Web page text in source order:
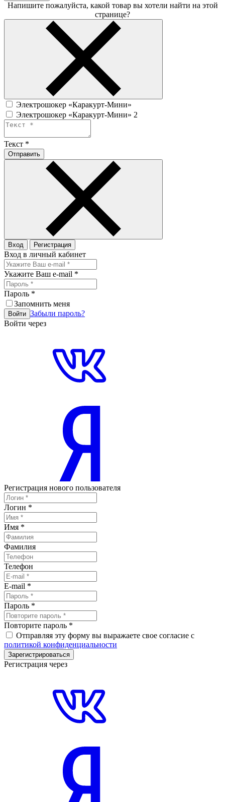
Напишите пожалуйста, какой товар вы хотели найти на этой
странице?
Электрошокер «Каракурт-Мини»
Электрошокер «Каракурт-Мини» 2
Текст *
Отправить
Вход Регистрация
Вход в личный кабинет
Укажите Ваш e-mail *
Пароль *
Запомнить меня
Войти Забыли пароль?
Войти через
Регистрация нового пользователя
Логин *
Имя *
Фамилия
Телефон
E-mail *
Пароль *
Повторите пароль *
Отправляя эту форму вы выражаете свое согласие с
политикой конфиденциальности
Зарегистрироваться
Регистрация через